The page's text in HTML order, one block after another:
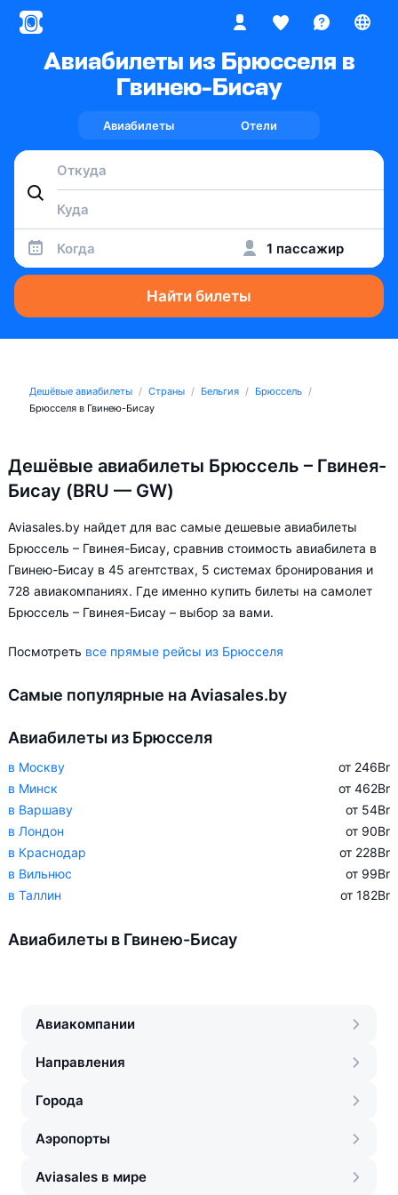
Авиабилеты из Брюсселя в
Гвинею-Бисау
Авиабилеты Отели
Когда 1 пассажир
Найти билеты
Дешёвые авиабилеты Страны Бельгия
Брюссель
Брюсселя в Гвинею-Бисау
Дешёвые авиабилеты Брюссель – Гвинея-
Бисау (BRU — GW)
Aviasales.by найдет для вас самые дешевые авиабилеты
Брюссель – Гвинея-Бисау, сравнив стоимость авиабилета в
Гвинею-Бисау в 45 агентствах, 5 системах бронирования и
728 авиакомпаниях. Где именно купить билеты на самолет
Брюссель – Гвинея-Бисау – выбор за вами.
Посмотреть все прямые рейсы из Брюсселя
Самые популярные на Aviasales.by
Авиабилеты из Брюсселя
в Москву от 246Br
в Минск
от 462Br
в Варшаву
от 54Br
в Лондон
от 90Br
в Краснодар
от 228Br
в Вильнюс
от 99Br
в Таллин
от 182Br
Авиабилеты в Гвинею-Бисау
Авиакомпании
Направления
Города
Аэропорты
Aviasales в мире